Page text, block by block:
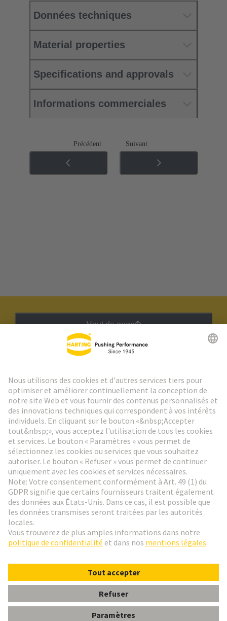
Données techniques
Material properties
Specifications and approvals
Informations commerciales
Précédent Suivant
Haut de page
Aller à l'inscription
Social Media
Belgique Français
© HARTING Technology Group
ContactPolitique de confidentialité
Conditions Générales de Vente